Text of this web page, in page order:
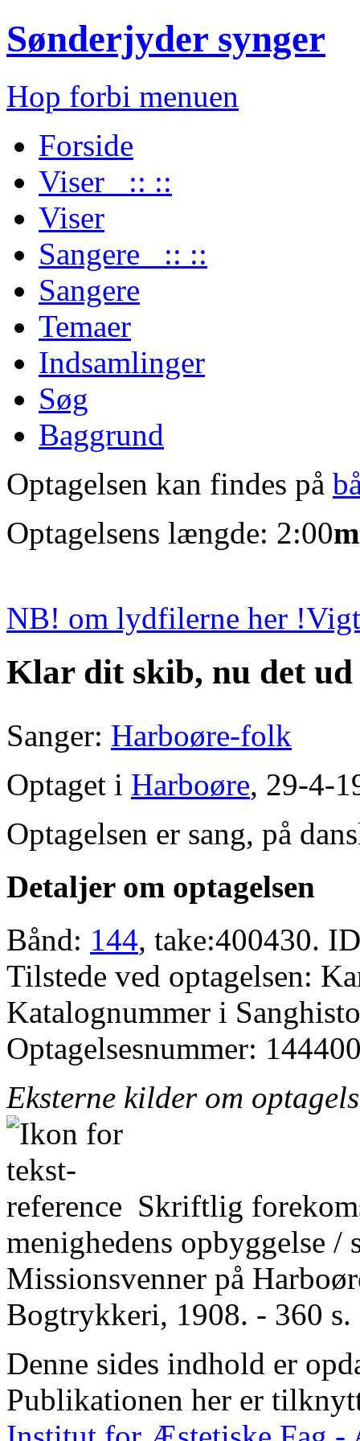
Sønderjyder synger
Hop forbi menuen
Forside
Viser :: ::
Viser
Sangere :: ::
Sangere
Temaer
Indsamlinger
Søg
Baggrund
Optagelsen kan findes på
Optagelsens længde: 2:00
NB! om lydfilerne her !
Klar dit skib, nu det ud
Sanger: Harboøre-folk
Optaget i Harboøre, 29-4-
Optagelsen er sang, på
Detaljer om optagelsen
Bånd: 144, take:400430.
Tilstede ved optagelsen:
Katalognummer i
Optagelsesnummer:
Eksterne kilder om
Skriftlig
menighedens opbyggelse /
Missionsvenner på
Bogtrykkeri, 1908. - 360 s.
Denne sides indhold er
Publikationen her er